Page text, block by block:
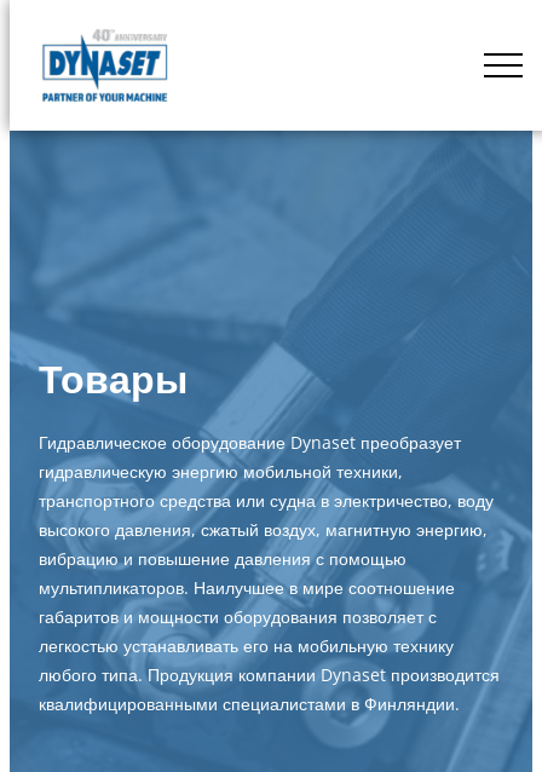
content
DYNASET
by
Товары
Гидравлическое оборудование Dynaset преобразует
гидравлическую энергию мобильной техники,
транспортного средства или судна в электричество, воду
высокого давления, сжатый воздух, магнитную энергию,
вибрацию и повышение давления с помощью
мультипликаторов. Наилучшее в мире соотношение
габаритов и мощности оборудования позволяет с
легкостью устанавливать его на мобильную технику
любого типа. Продукция компании Dynaset производится
квалифицированными специалистами в Финляндии.